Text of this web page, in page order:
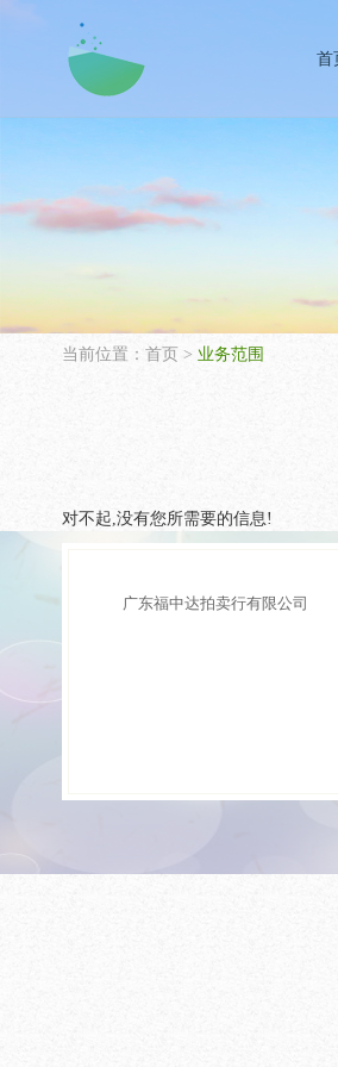
首
当前位置： 首页 > 业务范围
对不起,没有您所需要的信息!
广东福中达拍卖行有限公司